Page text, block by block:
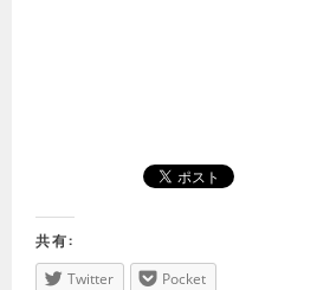
共有:
Twitter
Pocket